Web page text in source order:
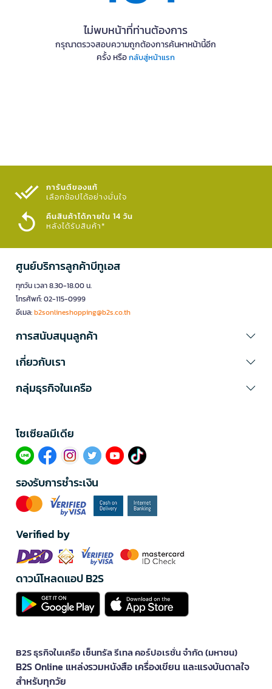
ไม่พบหน้าที่ท่านต้องการ
กรุณาตรวจสอบความถูกต้องการค้นหาหน้านี้อีก
ครั้ง หรือกลับสู่หน้าแรก
การันตีของแท้
เลือกช้อปได้อย่างมั่นใจ​
คืนสินค้าได้ภายใน 14 วัน
หลังได้รับสินค้า*
ศูนย์บริการลูกค้าบีทูเอส
ทุกวัน เวลา 8.30-18.00 น.
โทรศัพท์: 02-115-0999
อีเมล:b2sonlineshopping@b2s.co.th
การสนับสนุนลูกค้า
เกี่ยวกับเรา
กลุ่มธุรกิจในเครือ
โซเซียลมีเดีย​
รองรับการชำระเงิน
Verified by
ดาวน์โหลดแอป B2S
B2S ธุรกิจในเครือ เซ็นทรัล รีเทล คอร์ปอเรชั่น จำกัด (มหาชน)
B2S Online แหล่งรวมหนังสือ เครื่องเขียน และแรงบันดาลใจ
สำหรับทุกวัย